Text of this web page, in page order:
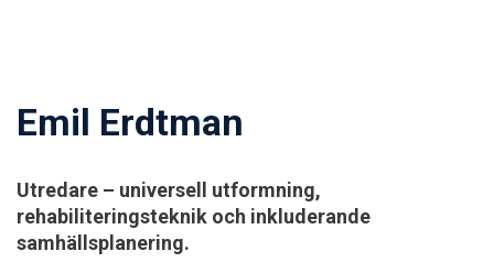
Emil Erdtman
Utredare – universell utformning,
rehabiliteringsteknik och inkluderande
samhällsplanering.